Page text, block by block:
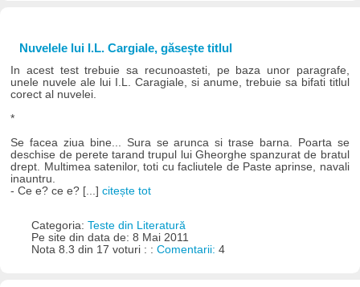
Nuvelele lui I.L. Cargiale, găsește titlul
In acest test trebuie sa recunoasteti, pe baza unor paragrafe,
unele nuvele ale lui I.L. Caragiale, si anume, trebuie sa bifati titlul
corect al nuvelei.
*
Se facea ziua bine... Sura se arunca si trase barna. Poarta se
deschise de perete tarand trupul lui Gheorghe spanzurat de bratul
drept. Multimea satenilor, toti cu facliutele de Paste aprinse, navali
inauntru.
- Ce e? ce e? [...]citește tot
Categoria: Teste din Literatură
Pe site din data de: 8 Mai 2011
Nota 8.3 din 17 voturi : : Comentarii: 4